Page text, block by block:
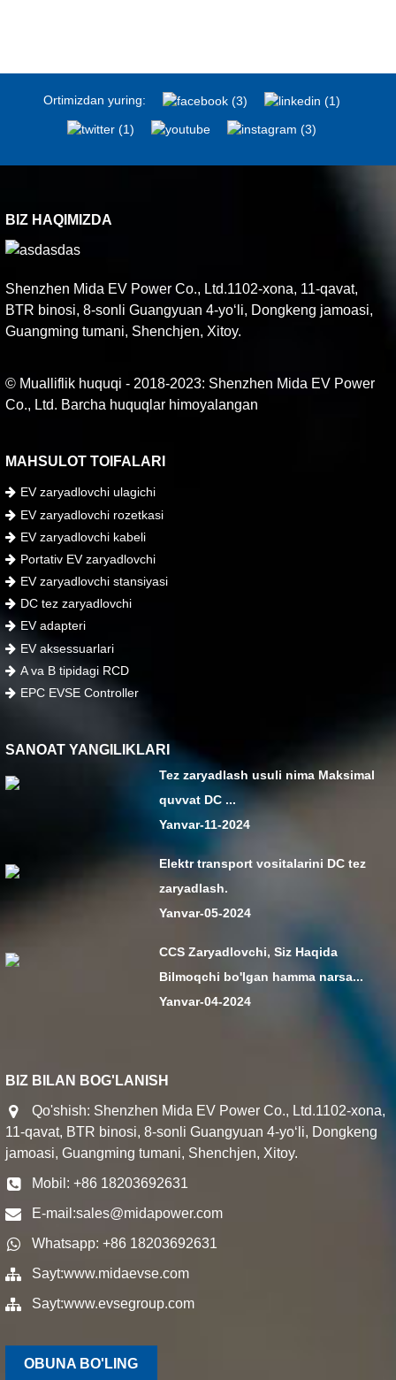
Ortimizdan yuring:
BIZ HAQIMIZDA
Shenzhen Mida EV Power Co., Ltd.1102-xona, 11-qavat,
BTR binosi, 8-sonli Guangyuan 4-yoʻli, Dongkeng jamoasi,
Guangming tumani, Shenchjen, Xitoy.
© Mualliflik huquqi - 2018-2023: Shenzhen Mida EV Power
Co., Ltd. Barcha huquqlar himoyalangan
MAHSULOT TOIFALARI
EV zaryadlovchi ulagichi
EV zaryadlovchi rozetkasi
EV zaryadlovchi kabeli
Portativ EV zaryadlovchi
EV zaryadlovchi stansiyasi
DC tez zaryadlovchi
EV adapteri
EV aksessuarlari
A va B tipidagi RCD
EPC EVSE Controller
SANOAT YANGILIKLARI
Tez zaryadlash usuli nima Maksimal
quvvat DC ...
Yanvar-11-2024
Elektr transport vositalarini DC tez
zaryadlash.
Yanvar-05-2024
CCS Zaryadlovchi, Siz Haqida
Bilmoqchi bo'lgan hamma narsa...
Yanvar-04-2024
BIZ BILAN BOG'LANISH
Qo'shish: Shenzhen Mida EV Power Co., Ltd.1102-xona,
11-qavat, BTR binosi, 8-sonli Guangyuan 4-yoʻli, Dongkeng
jamoasi, Guangming tumani, Shenchjen, Xitoy.
Mobil: +86 18203692631
E-mail:sales@midapower.com
Whatsapp: +86 18203692631
Sayt:www.midaevse.com
Sayt:www.evsegroup.com
OBUNA BO'LING